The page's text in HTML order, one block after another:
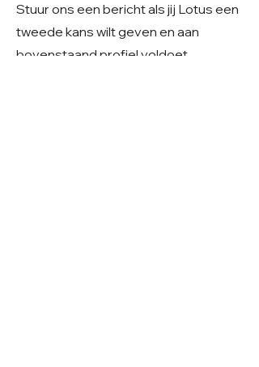
Stuur ons een bericht als jij Lotus een
tweede kans wilt geven en aan
bovenstaand profiel voldoet.